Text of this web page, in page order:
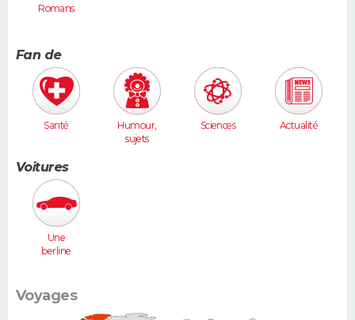
Romans
Fan de
Santé
Humour,
sujets
Sciences Actualité
Voitures
Une
berline
Voyages